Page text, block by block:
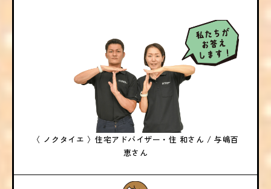
〈 ノクタイエ 〉住宅アドバイザー・住 和さん / 与嶋百
恵さん